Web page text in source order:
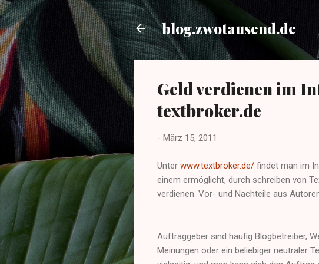
blog.zwotausend.de
Geld verdienen im
textbroker.de
- März 15, 2011
Unter www.textbroker.de/ findet man im
einem ermöglicht, durch schreiben von
verdienen. Vor- und Nachteile aus
Auftraggeber sind häufig Blogbetreiber,
Meinungen oder ein beliebiger neutraler